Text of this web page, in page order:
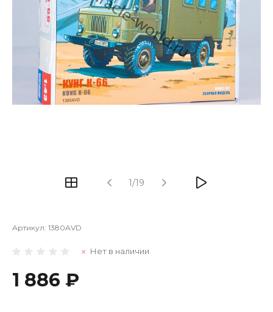
1/19
Артикул: 1380AVD
Нет в наличии
1 886 ₽